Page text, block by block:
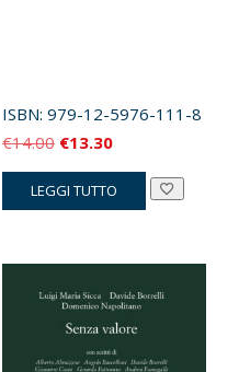
ISBN: 979-12-5976-111-8
€14.00 Il
prezzo
originale
€13.30Il
prezzo
attuale
LEGGI TUTTO